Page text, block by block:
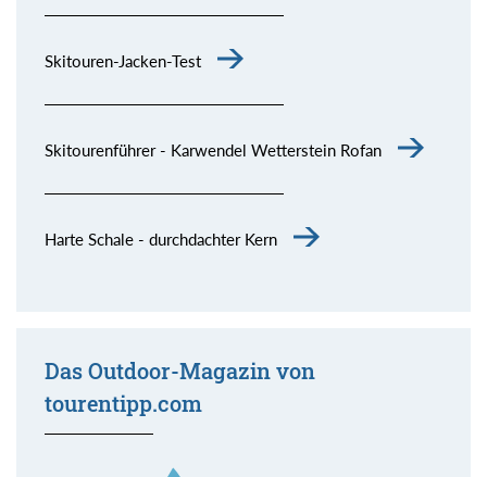
Skitouren-Jacken-Test
Skitourenführer - Karwendel Wetterstein Rofan
Harte Schale - durchdachter Kern
Das Outdoor-Magazin von
tourentipp.com